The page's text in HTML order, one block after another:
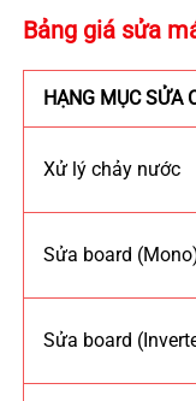
Bảng giá sửa
HẠNG MỤC SỬA
Xử lý chảy nước
Sửa board
Sửa board